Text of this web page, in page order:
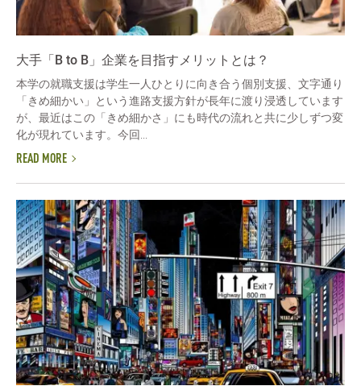
大手「B to B」企業を目指すメリットとは？
本学の就職支援は学生一人ひとりに向き合う個別支援、文字通り
「きめ細かい」という進路支援方針が長年に渡り浸透しています
が、最近はこの「きめ細かさ」にも時代の流れと共に少しずつ変
化が現れています。今回...
READ MORE